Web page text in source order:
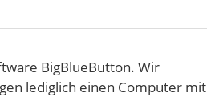
BigBlueButton. Wir
lediglich einen Computer mit